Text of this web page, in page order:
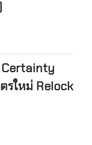
รใหม่ Relock